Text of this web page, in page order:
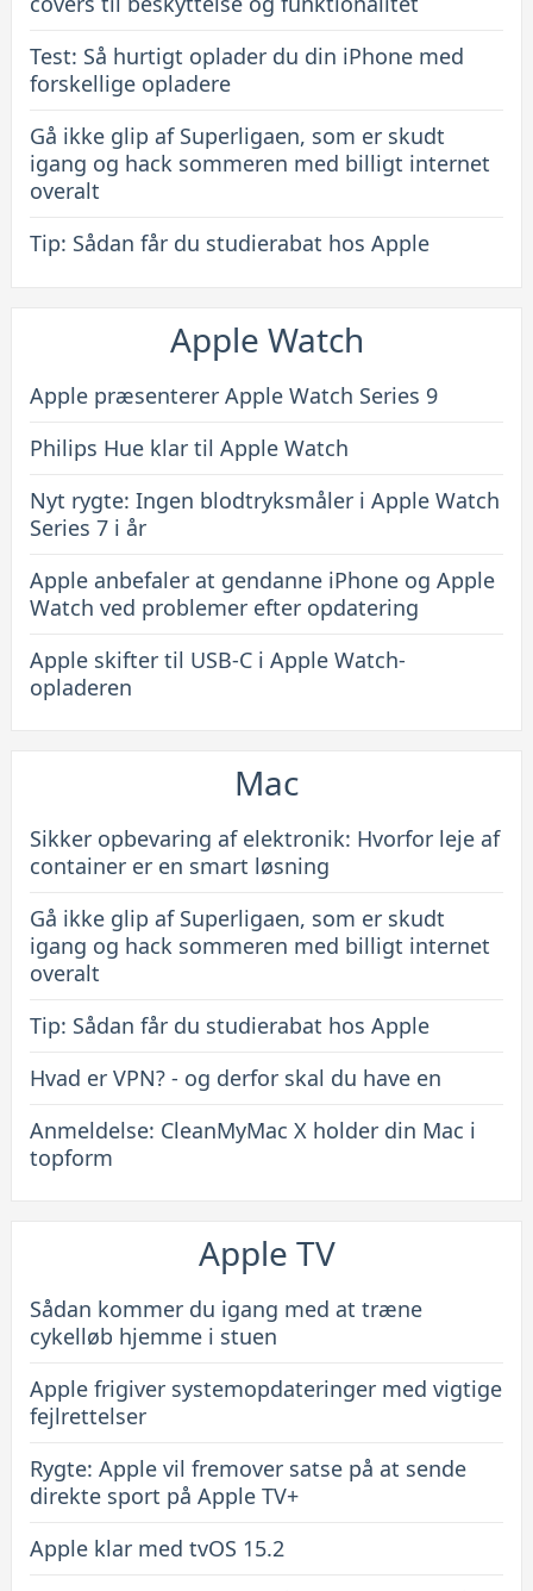
Test: Så hurtigt oplader du din iPhone med
forskellige opladere
Gå ikke glip af Superligaen, som er skudt
igang og hack sommeren med billigt internet
overalt
Tip: Sådan får du studierabat hos Apple
Apple Watch
Apple præsenterer Apple Watch Series 9
Philips Hue klar til Apple Watch
Nyt rygte: Ingen blodtryksmåler i Apple Watch
Series 7 i år
Apple anbefaler at gendanne iPhone og Apple
Watch ved problemer efter opdatering
Apple skifter til USB-C i Apple Watch-
opladeren
Mac
Sikker opbevaring af elektronik: Hvorfor leje af
container er en smart løsning
Gå ikke glip af Superligaen, som er skudt
igang og hack sommeren med billigt internet
overalt
Tip: Sådan får du studierabat hos Apple
Hvad er VPN? - og derfor skal du have en
Anmeldelse: CleanMyMac X holder din Mac i
topform
Apple TV
Sådan kommer du igang med at træne
cykelløb hjemme i stuen
Apple frigiver systemopdateringer med vigtige
fejlrettelser
Rygte: Apple vil fremover satse på at sende
direkte sport på Apple TV+
Apple klar med tvOS 15.2